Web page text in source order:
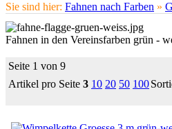
Sie sind hier: Fahnen nach Farben »
Fahnen in den Vereinsfarben grün -
Seite 1 von 9
Artikel pro Seite 3 10 20 50 100